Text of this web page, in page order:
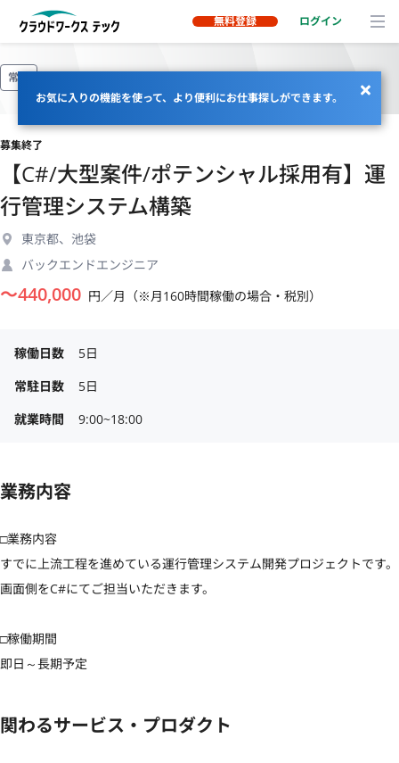
無料登録 ログイン
お気に入りの機能を使って、より便利にお仕事探しができます。
常駐
募集終了
【C#/大型案件/ポテンシャル採用有】運
行管理システム構築
東京都、池袋
バックエンドエンジニア
〜440,000 円／月（※月160時間稼働の場合・税別）
稼働日数
5日
常駐日数
5日
就業時間
9:00~18:00
業務内容
□業務内容
すでに上流工程を進めている運行管理システム開発プロジェクトです。
画面側をC#にてご担当いただきます。
□稼働期間
即日～長期予定
関わるサービス・プロダクト